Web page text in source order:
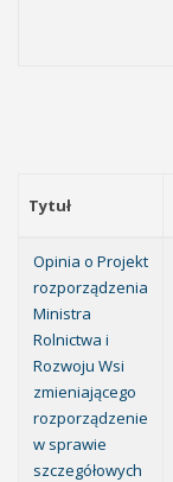
Tytuł
Opinia o Projekt
rozporządzenia
Ministra
Rolnictwa i
Rozwoju Wsi
zmieniającego
rozporządzenie
w sprawie
szczegółowych